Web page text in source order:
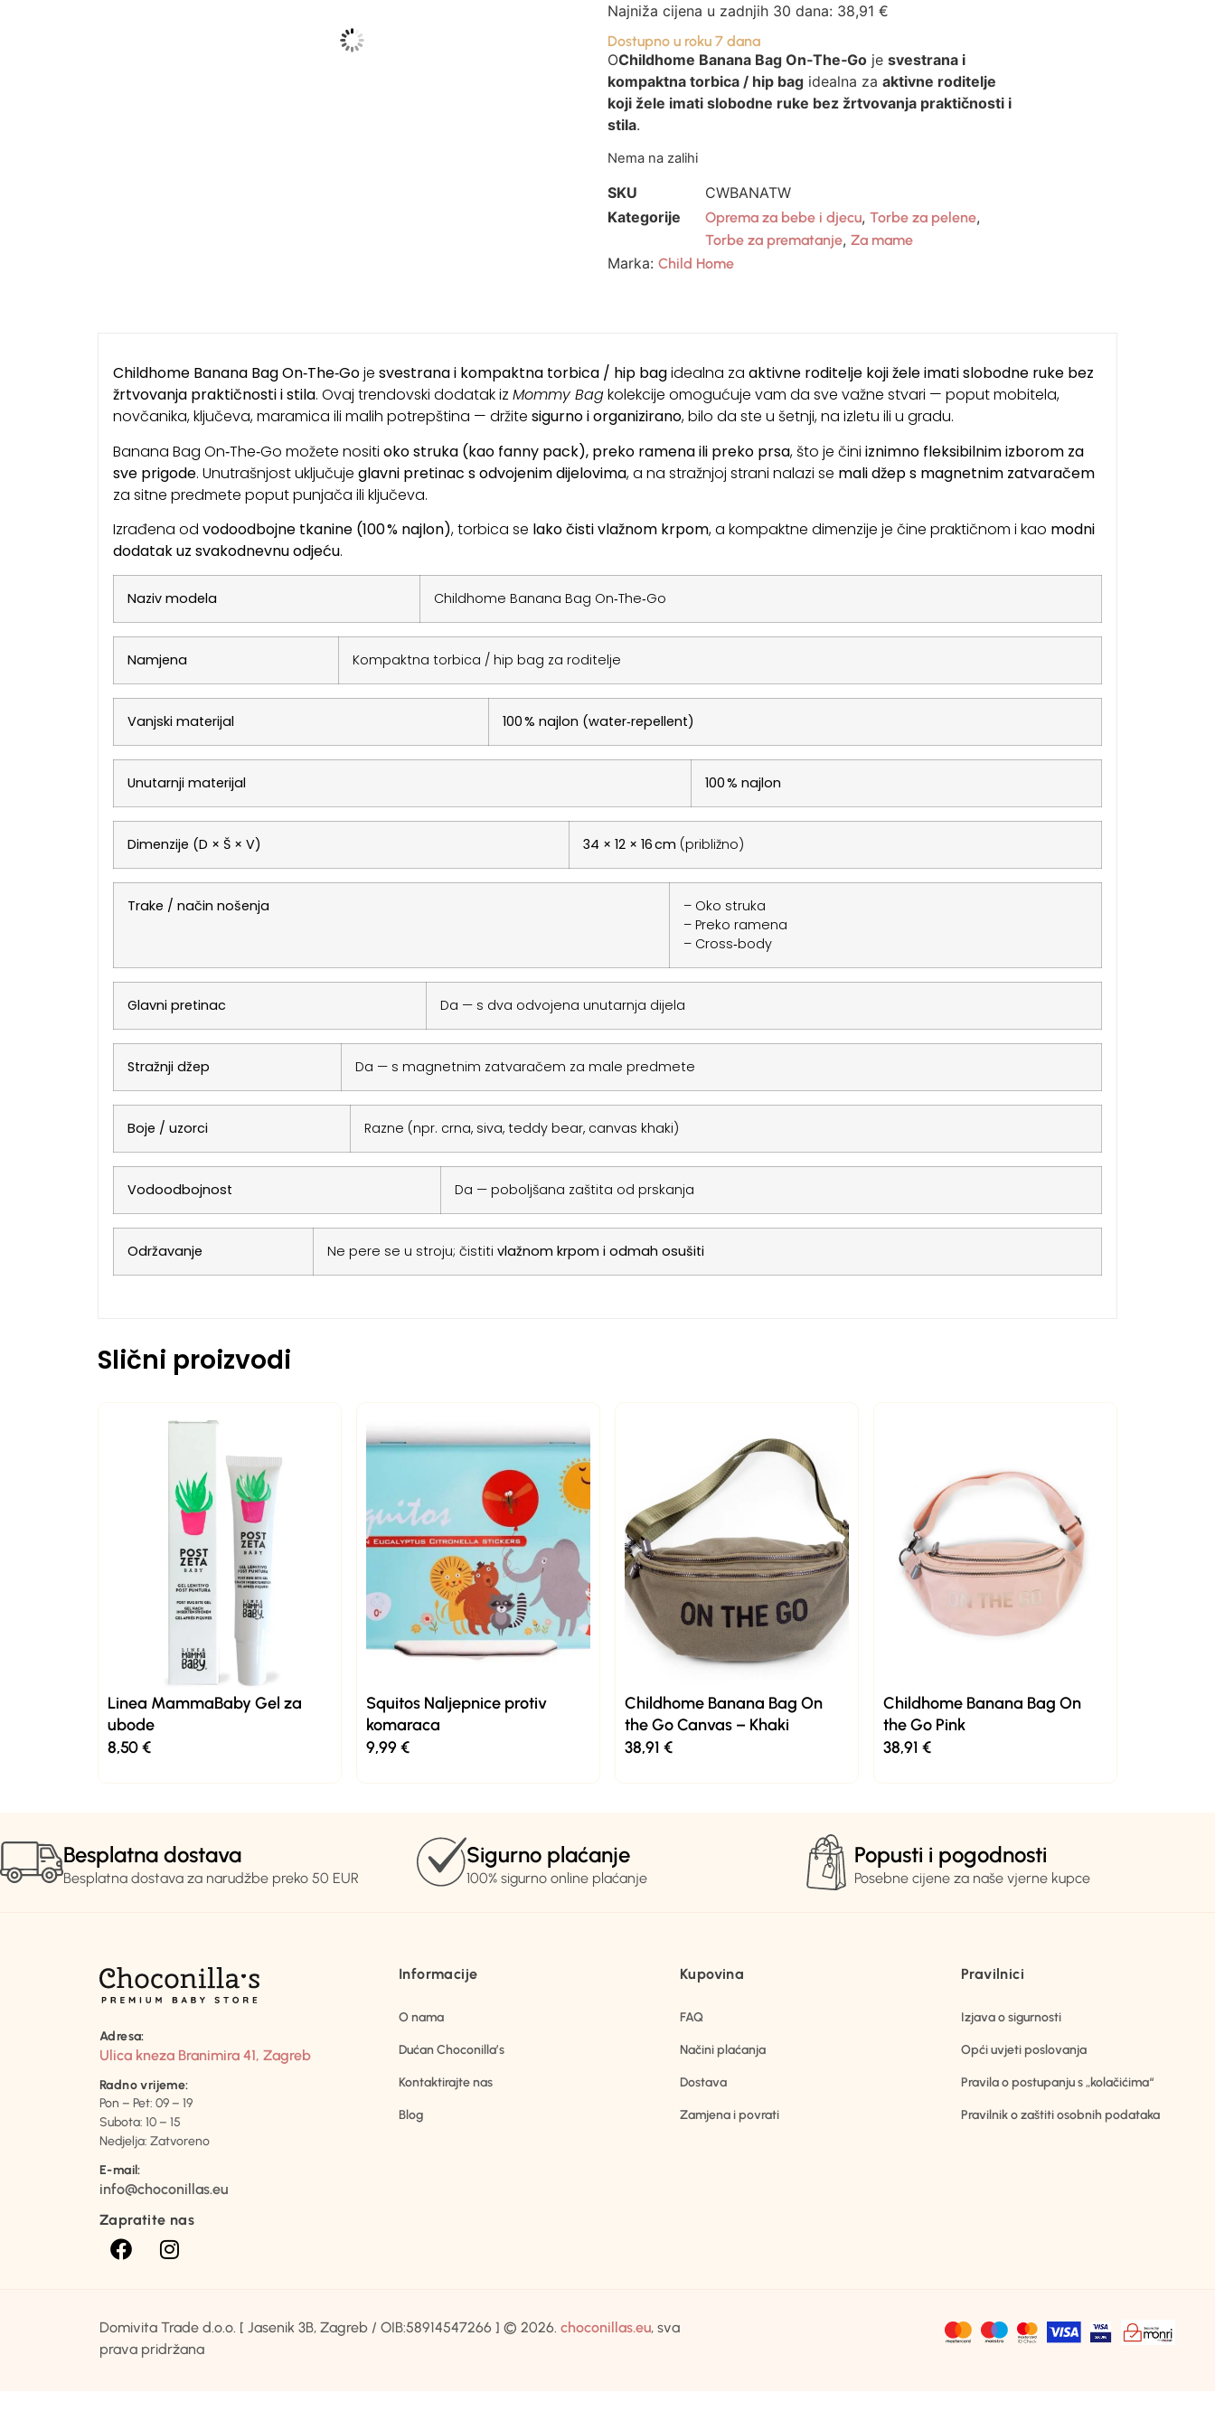
Najniža cijena u zadnjih 30 dana: 38,91 €
Dostupno u roku 7 dana
OChildhome Banana Bag On‑The‑Go je svestrana i
kompaktna torbica / hip bag idealna za aktivne roditelje
koji žele imati slobodne ruke bez žrtvovanja praktičnosti i
stila.
Nema na zalihi
SKU
CWBANATW
Kategorije
Oprema za bebe i djecu, Torbe za pelene,
Torbe za prematanje, Za mame
Marka: Child Home
Childhome Banana Bag On‑The‑Goje svestrana i kompaktna torbica / hip bagidealna za aktivne roditelje koji žele imati slobodne ruke bez
žrtvovanja praktičnosti i stila. Ovaj trendovski dodatak iz Mommy Bagkolekcije omogućuje vam da sve važne stvari — poput mobitela,
novčanika, ključeva, maramica ili malih potrepština — držite sigurno i organizirano, bilo da ste u šetnji, na izletu ili u gradu.
Banana Bag On‑The‑Go možete nositi oko struka (kao fanny pack), preko ramena ili preko prsa, što je čini iznimno fleksibilnim izborom za
sve prigode. Unutrašnjost uključuje glavni pretinac s odvojenim dijelovima, a na stražnjoj strani nalazi se mali džep s magnetnim zatvaračem
za sitne predmete poput punjača ili ključeva.
Izrađena od vodoodbojne tkanine (100 % najlon), torbica se lako čisti vlažnom krpom, a kompaktne dimenzije je čine praktičnom i kao modni
dodatak uz svakodnevnu odjeću.
Naziv modela Childhome Banana Bag On‑The‑Go
Namjena Kompaktna torbica / hip bag za roditelje
Vanjski materijal 100 % najlon (water‑repellent)
Unutarnji materijal 100 % najlon
Dimenzije (D × Š × V) 34 × 12 × 16 cm (približno)
Trake / način nošenja
– Oko struka
– Preko ramena
– Cross‑body
Glavni pretinac Da — s dva odvojena unutarnja dijela
Stražnji džep Da — s magnetnim zatvaračem za male predmete
Boje / uzorci Razne (npr. crna, siva, teddy bear, canvas khaki)
Vodoodbojnost Da — poboljšana zaštita od prskanja
Održavanje Ne pere se u stroju; čistiti vlažnom krpom i odmah osušiti
Slični proizvodi
Linea MammaBaby Gel za
ubode
8,50€
Squitos Naljepnice protiv
komaraca
9,99€
Childhome Banana Bag On
the Go Canvas – Khaki
38,91 €
Childhome Banana Bag On
the Go Pink
38,91€
Besplatna dostava
Besplatna dostava za narudžbe preko 50 EUR
Sigurno plaćanje
100% sigurno online plaćanje
Popusti i pogodnosti
Posebne cijene za naše vjerne kupce
Adresa:
Ulica kneza Branimira 41, Zagreb
Radno vrijeme:
Pon – Pet: 09 – 19
Subota: 10 – 15
Nedjelja: Zatvoreno
E-mail:
info@choconillas.eu
Zapratite nas
Informacije
O nama
Dućan Choconilla’s
Kontaktirajte nas
Blog
Kupovina
FAQ
Načini plaćanja
Dostava
Zamjena i povrati
Pravilnici
Izjava o sigurnosti
Opći uvjeti poslovanja
Pravila o postupanju s „kolačićima“
Pravilnik o zaštiti osobnih podataka
Domivita Trade d.o.o. [ Jasenik 3B, Zagreb / OIB:58914547266 ] © 2026. choconillas.eu, sva
prava pridržana